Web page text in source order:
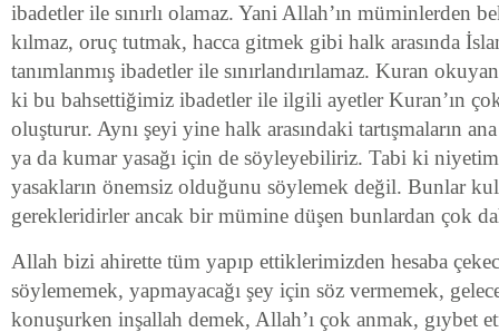
ibadetler ile sınırlı olamaz. Yani Allah’ın müminlerden
kılmaz, oruç tutmak, hacca gitmek gibi halk arasında
tanımlanmış ibadetler ile sınırlandırılamaz. Kuran
ki bu bahsettiğimiz ibadetler ile ilgili ayetler Kuran’ın
oluşturur. Aynı şeyi yine halk arasındaki tartışmaların
ya da kumar yasağı için de söyleyebiliriz. Tabi ki
yasakların önemsiz olduğunu söylemek değil. Bunlar
gerekleridirler ancak bir mümine düşen bunlardan çok
Allah bizi ahirette tüm yapıp ettiklerimizden hesaba
söylememek, yapmayacağı şey için söz vermemek,
konuşurken inşallah demek, Allah’ı çok anmak, gıybet